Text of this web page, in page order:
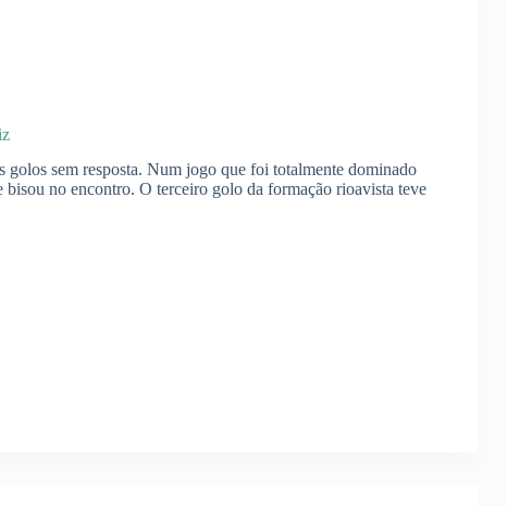
sem resposta. Num jogo que foi totalmente dominado
no encontro. O terceiro golo da formação rioavista teve